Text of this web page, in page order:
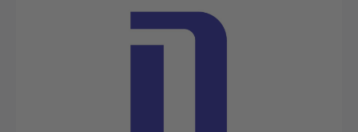
Ignorer la galerie d'images